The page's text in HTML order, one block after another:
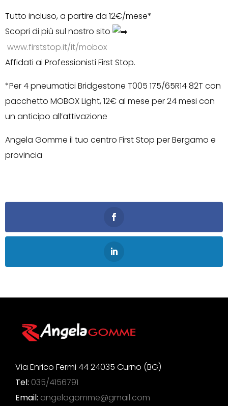
Tutto incluso, a partire da 12€/mese*
⁣⁣Scopri di più sul nostro sito
www.firststop.it/it/mobox
Affidati ai Professionisti First Stop.
⁣⁣⁣⁣*Per 4 pneumatici Bridgestone T005 175/65R14 82T con
pacchetto MOBOX Light, 12€ al mese per 24 mesi con
un anticipo all’attivazione⁣⁣⁣⁣
Angela Gomme il tuo centro First Stop per Bergamo e
provincia
Via Enrico Fermi 44 24035 Curno (BG)
Tel: 035/4156791
Email: angelagomme@gmail.com